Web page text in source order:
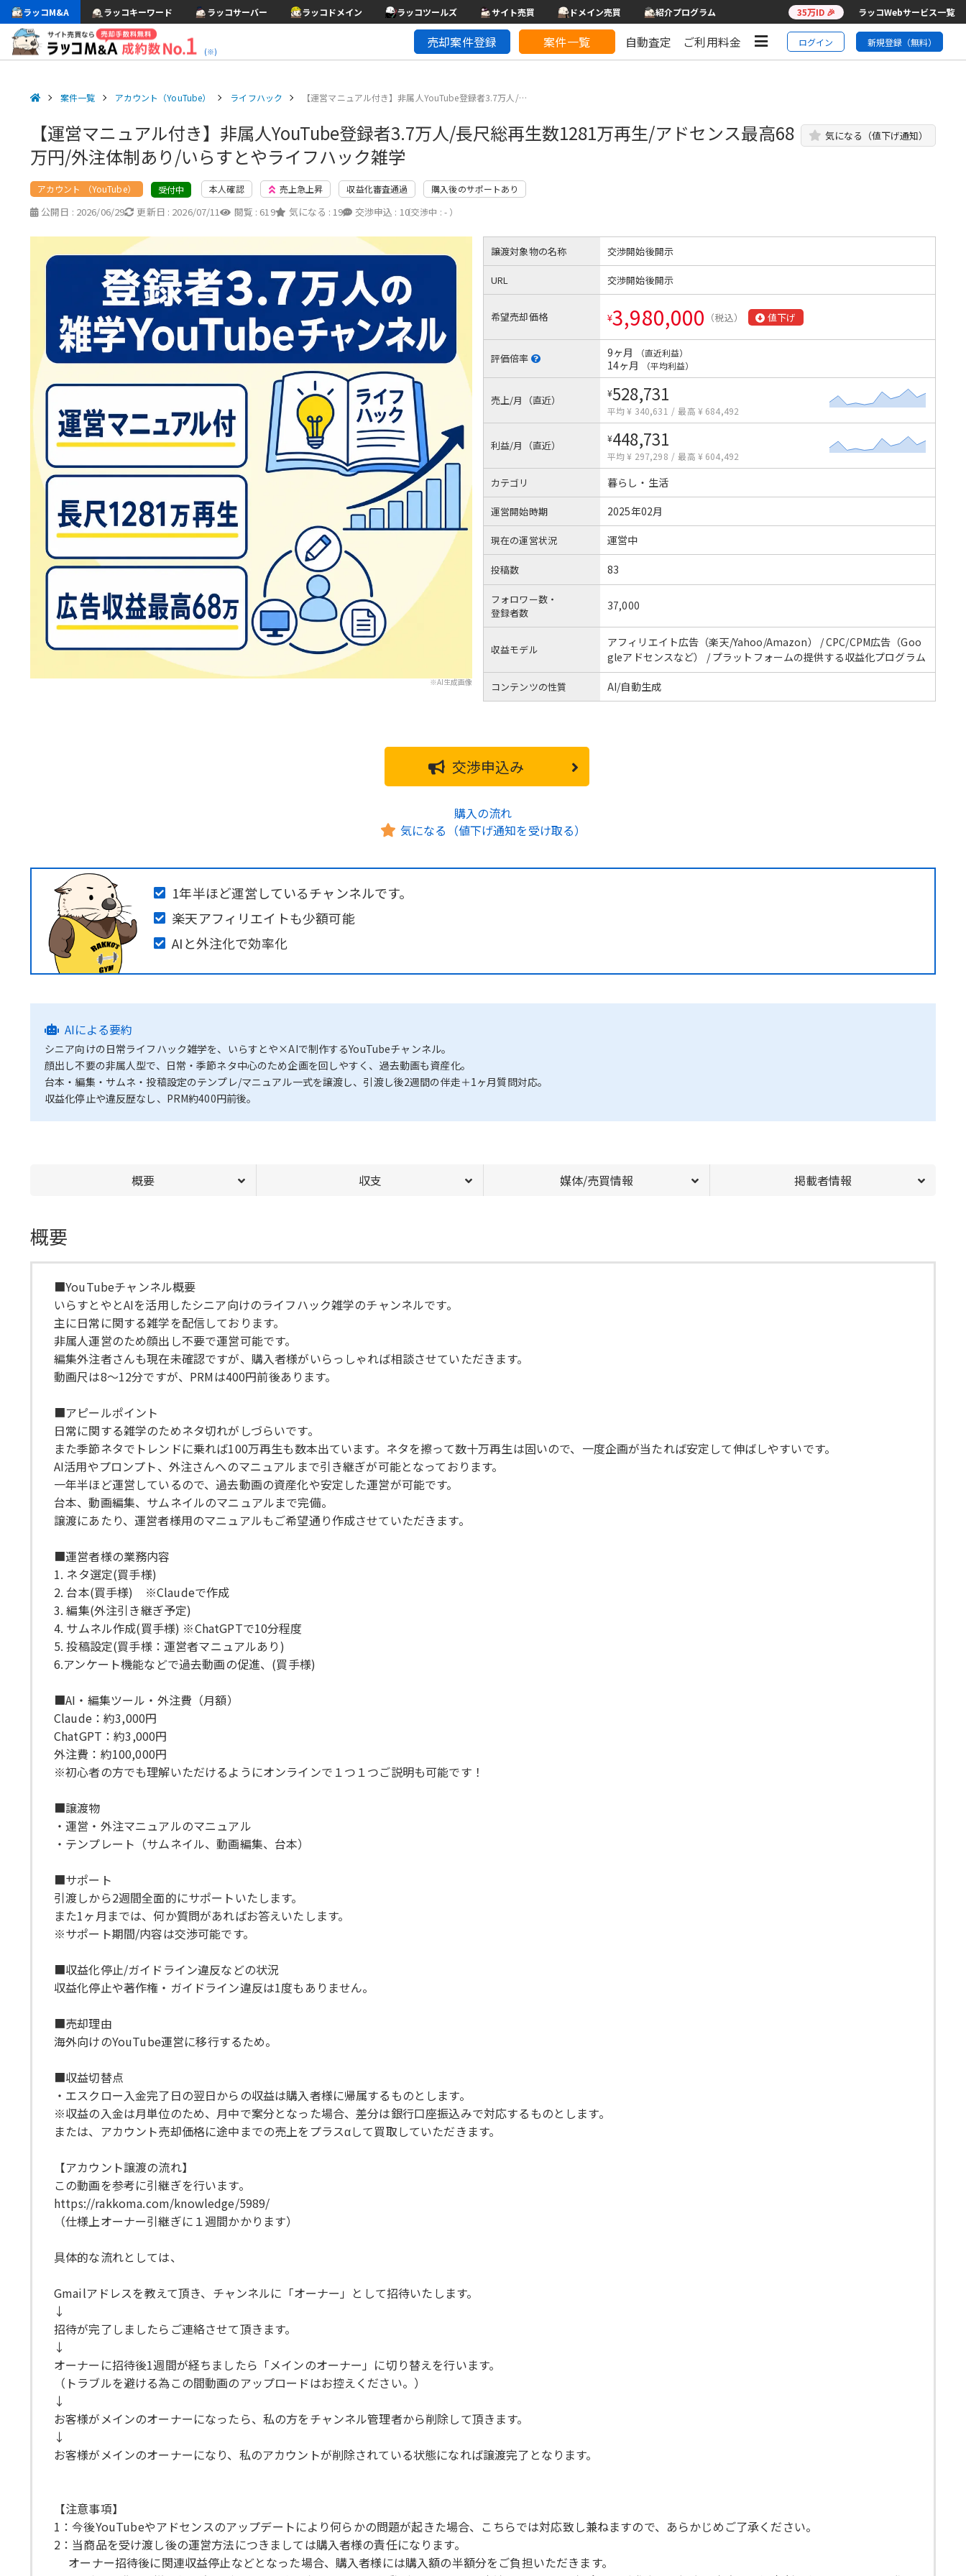
ラッコM&A ラッコキーワード ラッコサーバー ラッコドメイン ラッコツールズ サイト売買 ドメイン売買 紹介プログラム 35万ID 🎉 ラッコWebサービス一覧
(※)
売却案件登録 案件一覧 自動査定 ご利用料金 ログイン 新規登録（無料）
案件一覧 アカウント（YouTube） ライフハック 【運営マニュアル付き】非属人YouTube登録者3.7万人/…
【運営マニュアル付き】非属人YouTube登録者3.7万人/長尺総再生数1281万再生/アドセンス最高68
万円/外注体制あり/いらすとやライフハック雑学
気になる（値下げ通知）
アカウント （YouTube） 受付中 本人確認 売上急上昇 収益化審査通過 購入後のサポートあり
公開日 : 2026/06/29 更新日 : 2026/07/11 閲覧 : 619 気になる : 19 交渉申込 : 10
（交渉中 : - ）
※AI生成画像
譲渡対象物の名称 交渉開始後開示
URL 交渉開始後開示
希望売却価格 ¥3,980,000 （税込） 値下げ
評価倍率 9ヶ月 （直近利益）
14ヶ月 （平均利益）
売上/月（直近）
¥528,731
平均 ¥ 340,631 / 最高 ¥ 684,492
利益/月（直近）
¥448,731
平均 ¥ 297,298 / 最高 ¥ 604,492
カテゴリ 暮らし・生活
運営開始時期 2025年02月
現在の運営状況 運営中
投稿数 83
フォロワー数・
登録者数
37,000
収益モデル
アフィリエイト広告（楽天/Yahoo/Amazon） / CPC/CPM広告（Goo
gleアドセンスなど） / プラットフォームの提供する収益化プログラム
コンテンツの性質 AI/自動生成
交渉申込み
購入の流れ
気になる（値下げ通知を受け取る）
1年半ほど運営しているチャンネルです。
楽天アフィリエイトも少額可能
AIと外注化で効率化
AIによる要約
シニア向けの日常ライフハック雑学を、いらすとや×AIで制作するYouTubeチャンネル。
顔出し不要の非属人型で、日常・季節ネタ中心のため企画を回しやすく、過去動画も資産化。
台本・編集・サムネ・投稿設定のテンプレ/マニュアル一式を譲渡し、引渡し後2週間の伴走＋1ヶ月質問対応。
収益化停止や違反歴なし、PRM約400円前後。
概要 収支 媒体/売買情報 掲載者情報
概要
■YouTubeチャンネル概要
いらすとやとAIを活用したシニア向けのライフハック雑学のチャンネルです。
主に日常に関する雑学を配信しております。
非属人運営のため顔出し不要で運営可能です。
編集外注者さんも現在未確認ですが、購入者様がいらっしゃれば相談させていただきます。
動画尺は8〜12分ですが、PRMは400円前後あります。
■アピールポイント
日常に関する雑学のためネタ切れがしづらいです。
また季節ネタでトレンドに乗れば100万再生も数本出ています。ネタを擦って数十万再生は固いので、一度企画が当たれば安定して伸ばしやすいです。
AI活用やプロンプト、外注さんへのマニュアルまで引き継ぎが可能となっております。
一年半ほど運営しているので、過去動画の資産化や安定した運営が可能です。
台本、動画編集、サムネイルのマニュアルまで完備。
譲渡にあたり、運営者様用のマニュアルもご希望通り作成させていただきます。
■運営者様の業務内容
1. ネタ選定(買手様)
2. 台本(買手様) ※Claudeで作成
3. 編集(外注引き継ぎ予定)
4. サムネル作成(買手様) ※ChatGPTで10分程度
5. 投稿設定(買手様：運営者マニュアルあり)
6.アンケート機能などで過去動画の促進、(買手様)
■AI・編集ツール・外注費（月額）
Claude：約3,000円
ChatGPT：約3,000円
外注費：約100,000円
※初心者の方でも理解いただけるようにオンラインで１つ１つご説明も可能です！
■譲渡物
・運営・外注マニュアルのマニュアル
・テンプレート（サムネイル、動画編集、台本）
■サポート
引渡しから2週間全面的にサポートいたします。
また1ヶ月までは、何か質問があればお答えいたします。
※サポート期間/内容は交渉可能です。
■収益化停止/ガイドライン違反などの状況
収益化停止や著作権・ガイドライン違反は1度もありません。
■売却理由
海外向けのYouTube運営に移行するため。
■収益切替点
・エスクロー入金完了日の翌日からの収益は購入者様に帰属するものとします。
※収益の入金は月単位のため、月中で案分となった場合、差分は銀行口座振込みで対応するものとします。
または、アカウント売却価格に途中までの売上をプラスαして買取していただきます。
【アカウント譲渡の流れ】
この動画を参考に引継ぎを行います。
https://rakkoma.com/knowledge/5989/
（仕様上オーナー引継ぎに１週間かかります）
具体的な流れとしては、
Gmailアドレスを教えて頂き、チャンネルに「オーナー」として招待いたします。
↓
招待が完了しましたらご連絡させて頂きます。
↓
オーナーに招待後1週間が経ちましたら「メインのオーナー」に切り替えを行います。
（トラブルを避ける為この間動画のアップロードはお控えください。）
↓
お客様がメインのオーナーになったら、私の方をチャンネル管理者から削除して頂きます。
↓
お客様がメインのオーナーになり、私のアカウントが削除されている状態になれば譲渡完了となります。
【注意事項】
1：今後YouTubeやアドセンスのアップデートにより何らかの問題が起きた場合、こちらでは対応致し兼ねますので、あらかじめご了承ください。
2：当商品を受け渡し後の運営方法につきましては購入者様の責任になります。
オーナー招待後に関連収益停止などとなった場合、購入者様には購入額の半額分をご負担いただきます。